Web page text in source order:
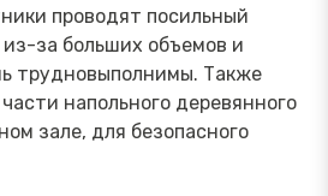
проводят посильный
за больших объемов и
трудновыполнимы. Также
напольного деревянного
зале, для безопасного